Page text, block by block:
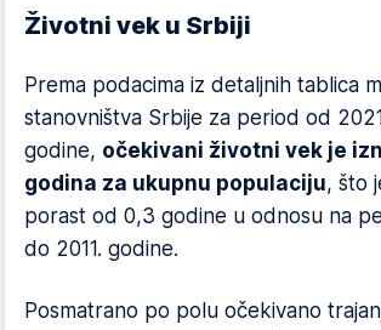
Životni vek u Srbiji
Prema podacima iz detaljnih tablica
stanovništva Srbije za period od
godine, očekivani životni vek je
godina za ukupnu populaciju, što
porast od 0,3 godine u odnosu na
do 2011. godine.
Posmatrano po polu očekivano